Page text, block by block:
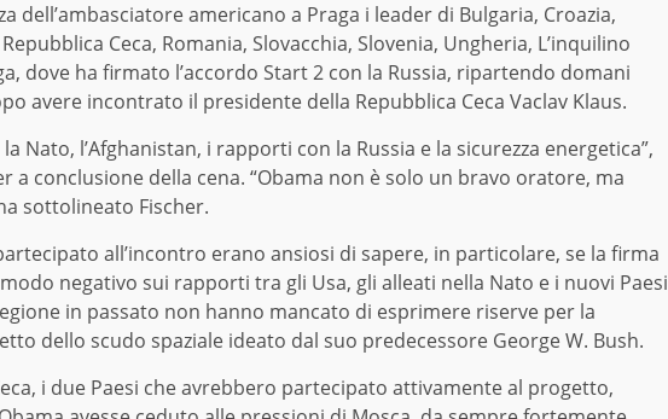
dell’ambasciatore americano a Praga i leader di Bulgaria, Croazia,
Ceca, Romania, Slovacchia, Slovenia, Ungheria, L’inquilino
dove ha firmato l’accordo Start 2 con la Russia, ripartendo domani
avere incontrato il presidente della Repubblica Ceca Vaclav Klaus.
Nato, l’Afghanistan, i rapporti con la Russia e la sicurezza energetica”,
a conclusione della cena. “Obama non è solo un bravo oratore, ma
sottolineato Fischer.
all’incontro erano ansiosi di sapere, in particolare, se la firma
negativo sui rapporti tra gli Usa, gli alleati nella Nato e i nuovi Paesi
in passato non hanno mancato di esprimere riserve per la
dello scudo spaziale ideato dal suo predecessore George W. Bush.
i due Paesi che avrebbero partecipato attivamente al progetto,